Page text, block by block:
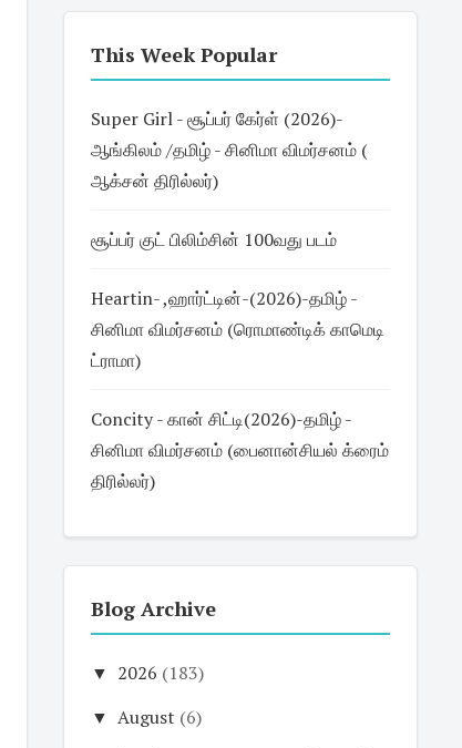
This Week Popular
Super Girl - சூப்பர் கேர்ள் (2026)-
ஆங்கிலம் /தமிழ் - சினிமா விமர்சனம் (
ஆக்சன் திரில்லர்)
சூப்பர் குட் பிலிம்சின் 100வது படம்
Heartin- ,ஹார்ட்டின்-(2026)-தமிழ் -
சினிமா விமர்சனம் (ரொமாண்டிக் காமெடி
ட்ராமா)
Concity - கான் சிட்டி(2026)-தமிழ் -
சினிமா விமர்சனம் (பைனான்சியல் க்ரைம்
திரில்லர்)
Blog Archive
▼ 2026 (183)
▼ August (6)